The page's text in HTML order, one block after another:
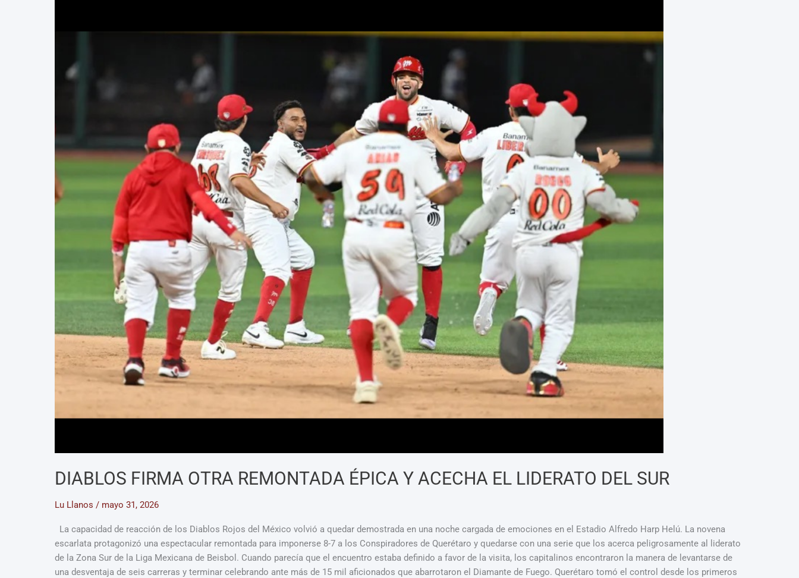
DIABLOS FIRMA OTRA REMONTADA ÉPICA Y ACECHA EL LIDERATO DEL SUR
Lu Llanos / mayo 31, 2026
La capacidad de reacción de los Diablos Rojos del México volvió a quedar demostrada en una noche cargada de emociones en el Estadio Alfredo Harp Helú. La novena
escarlata protagonizó una espectacular remontada para imponerse 8-7 a los Conspiradores de Querétaro y quedarse con una serie que los acerca peligrosamente al liderato
de la Zona Sur de la Liga Mexicana de Beisbol. Cuando parecía que el encuentro estaba definido a favor de la visita, los capitalinos encontraron la manera de levantarse de
una desventaja de seis carreras y terminar celebrando ante más de 15 mil aficionados que abarrotaron el Diamante de Fuego. Querétaro tomó el control desde los primeros